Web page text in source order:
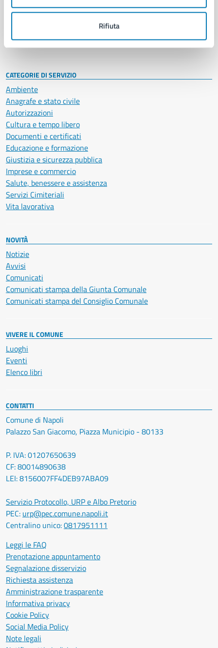
Rifiuta
Politici
Intranet, posta aziendale e protocollo
CATEGORIE DI SERVIZIO
Ambiente
Anagrafe e stato civile
Autorizzazioni
Cultura e tempo libero
Documenti e certificati
Educazione e formazione
Giustizia e sicurezza pubblica
Imprese e commercio
Salute, benessere e assistenza
Servizi Cimiteriali
Vita lavorativa
NOVITÀ
Notizie
Avvisi
Comunicati
Comunicati stampa della Giunta Comunale
Comunicati stampa del Consiglio Comunale
VIVERE IL COMUNE
Luoghi
Eventi
Elenco libri
CONTATTI
Comune di Napoli
Palazzo San Giacomo, Piazza Municipio - 80133
P. IVA: 01207650639
CF: 80014890638
LEI: 8156007FF4DEB97ABA09
Servizio Protocollo, URP e Albo Pretorio
PEC: urp@pec.comune.napoli.it
Centralino unico:0817951111
Leggi le FAQ
Prenotazione appuntamento
Segnalazione disservizio
Richiesta assistenza
Amministrazione trasparente
Informativa privacy
Cookie Policy
Social Media Policy
Note legali